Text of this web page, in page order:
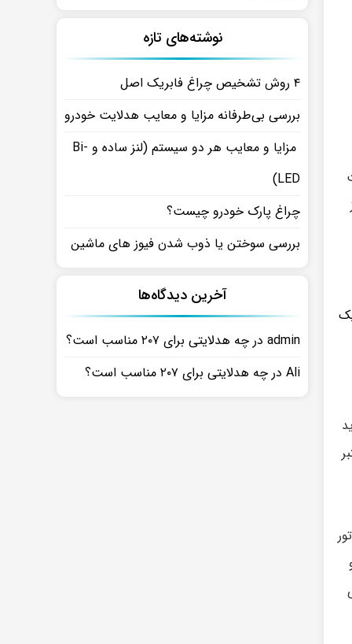
نوشته‌های تازه
۴ روش تشخیص چراغ فابریک اصل
بررسی بی‌طرفانه مزایا و معایب هدلایت خودرو
مزایا و معایب هر دو سیستم (لنز ساده و Bi-
LED)
چراغ پارک خودرو چیست؟
بررسی سوختن یا ذوب شدن فیوز های ماشین
آخرین دیدگاه‌ها
admin در چه هدلایتی برای ۲۰۷ مناسب است؟
Ali در چه هدلایتی برای ۲۰۷ مناسب است؟